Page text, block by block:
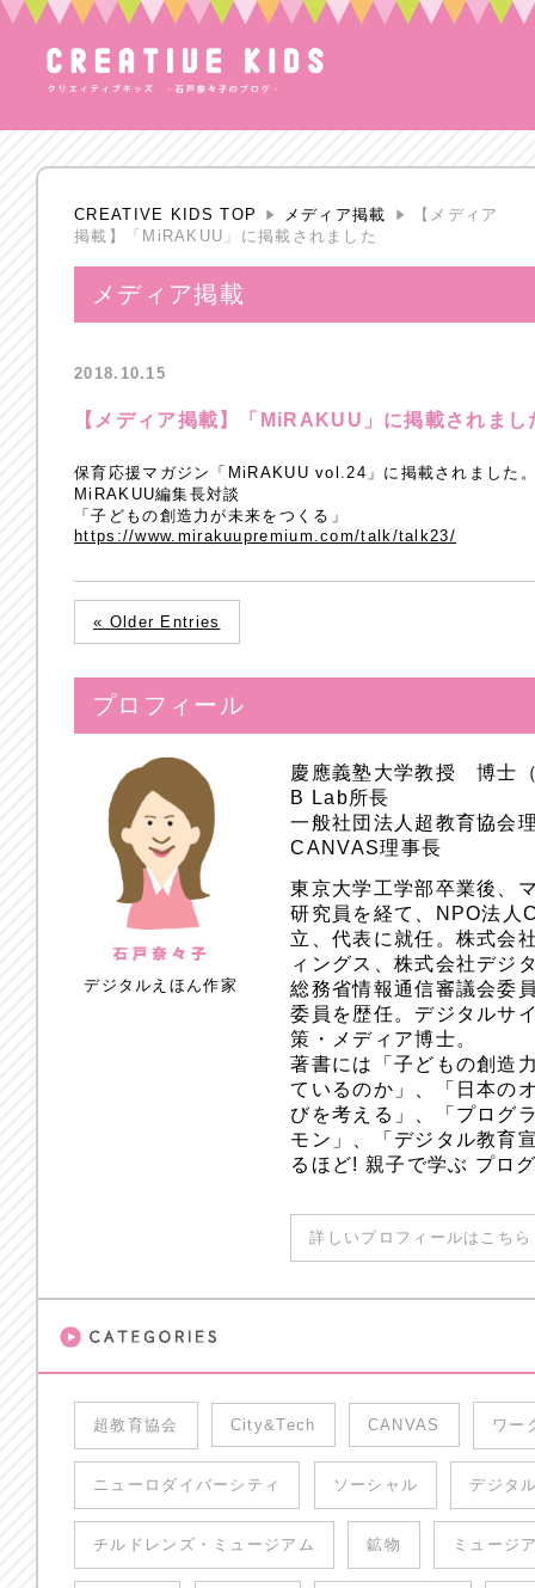
CREATIVE KIDS TOP メディア掲載
【メディア
掲載】「MiRAKUU」に掲載されました
メディア掲載
2018.10.15
【メディア掲載】「MiRAKUU」に掲載されまし
保育応援マガジン「MiRAKUU vol.24」に掲載されました
MiRAKUU編集長対談
「子どもの創造力が未来をつくる」
https://www.mirakuupremium.com/talk/talk23/
« Older Entries
プロフィール
デジタルえほん作家
慶應義塾大学教授 博士
B Lab所長
一般社団法人超教育協会
CANVAS理事長
東京大学工学部卒業後、
研究員を経て、NPO法人
立、代表に就任。株式会
ィングス、株式会社デジ
総務省情報通信審議会委
委員を歴任。デジタルサ
策・メディア博士。
著書には「子どもの創造
ているのか」、「日本の
びを考える」、「プログ
モン」、「デジタル教育
るほど! 親子で学ぶ プロ
詳しいプロフィールはこち
超教育協会 City&Tech CANVAS ワー
ニューロダイバーシティ ソーシャル デジタ
チルドレンズ・ミュージアム 鉱物 ミュージ